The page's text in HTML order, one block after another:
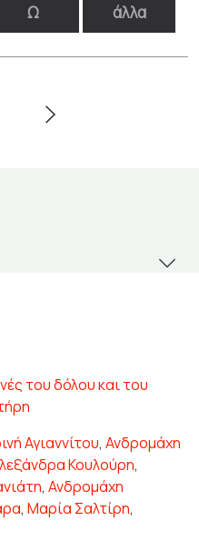
Ω άλλα
του δόλου και του
Αγιαννίτου, Ανδρομάχη
Κουλούρη,
, Ανδρομάχη
, Μαρία Σαλτίρη,